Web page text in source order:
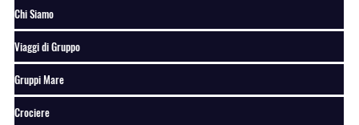
Chi Siamo
Viaggi di Gruppo
Gruppi Mare
Crociere